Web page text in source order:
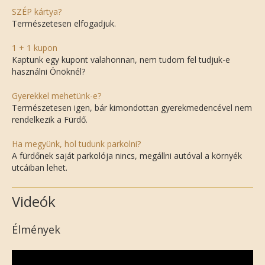
SZÉP kártya?
Természetesen elfogadjuk.
1 + 1 kupon
Kaptunk egy kupont valahonnan, nem tudom fel tudjuk-e
használni Önöknél?
Gyerekkel mehetünk-e?
Természetesen igen, bár kimondottan gyerekmedencével nem
rendelkezik a Fürdő.
Ha megyünk, hol tudunk parkolni?
A fürdőnek saját parkolója nincs, megállni autóval a környék
utcáiban lehet.
Videók
Élmények